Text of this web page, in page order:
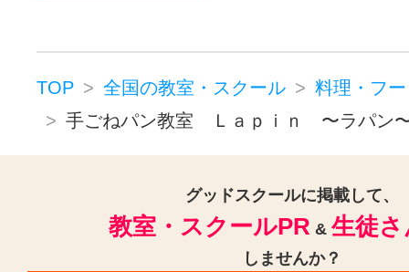
TOP 全国の教室・スクール
料理・フ
手ごねパン教室 Ｌａｐｉｎ 〜ラパン
グッドスクールに掲載して、
教室・スクールPR & 生徒
しませんか？